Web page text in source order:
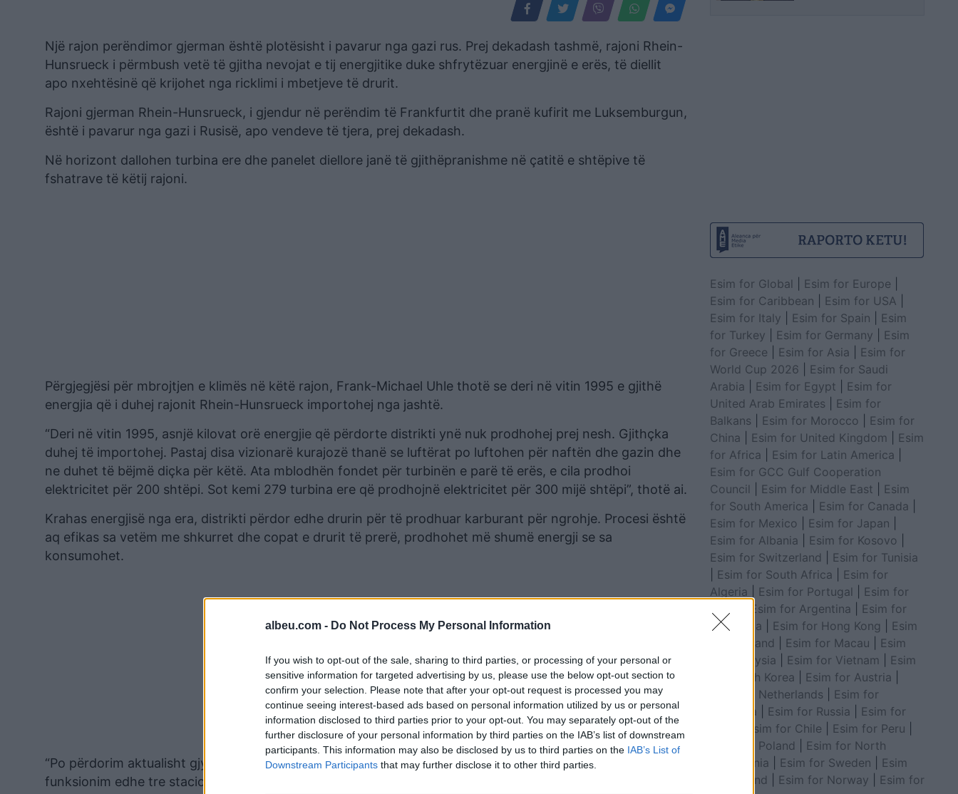
albeu.com - Do Not Process My Personal Information
If you wish to opt-out of the sale, sharing to third parties, or processing of your personal or
sensitive information for targeted advertising by us, please use the below opt-out section to
confirm your selection. Please note that after your opt-out request is processed you may
continue seeing interest-based ads based on personal information utilized by us or personal
information disclosed to third parties prior to your opt-out. You may separately opt-out of the
further disclosure of your personal information by third parties on the IAB’s list of downstream
participants. This information may also be disclosed by us to third parties on the IAB’s List of
Downstream Participants that may further disclose it to other third parties.
Një rajon perëndimor gjerman është plotësisht i pavarur nga gazi rus. Prej dekadash tashmë, rajoni Rhein-
Hunsrueck i përmbush vetë të gjitha nevojat e tij energjitike duke shfrytëzuar energjinë e erës, të diellit
apo nxehtësinë që krijohet nga ricklimi i mbetjeve të drurit.
Rajoni gjerman Rhein-Hunsrueck, i gjendur në perëndim të Frankfurtit dhe pranë kufirit me Luksemburgun,
është i pavarur nga gazi i Rusisë, apo vendeve të tjera, prej dekadash.
Në horizont dallohen turbina ere dhe panelet diellore janë të gjithëpranishme në çatitë e shtëpive të
fshatrave të këtij rajoni.
Përgjegjësi për mbrojtjen e klimës në këtë rajon, Frank-Michael Uhle thotë se deri në vitin 1995 e gjithë
energjia që i duhej rajonit Rhein-Hunsrueck importohej nga jashtë.
“Deri në vitin 1995, asnjë kilovat orë energjie që përdorte distrikti ynë nuk prodhohej prej nesh. Gjithçka
duhej të importohej. Pastaj disa vizionarë kurajozë thanë se luftërat po luftohen për naftën dhe gazin dhe
ne duhet të bëjmë diçka për këtë. Ata mblodhën fondet për turbinën e parë të erës, e cila prodhoi
elektricitet për 200 shtëpi. Sot kemi 279 turbina ere që prodhojnë elektricitet për 300 mijë shtëpi”, thotë ai.
Krahas energjisë nga era, distrikti përdor edhe drurin për të prodhuar karburant për ngrohje. Procesi është
aq efikas sa vetëm me shkurret dhe copat e drurit të prerë, prodhohet më shumë energji se sa
konsumohet.
“Po përdorim aktualisht gjysmat e mbetjeve. Nëse do të donim t’i përpunonim të gjitha, mund të vinim në
funksionim edhe tre stacione të tjera nxehtësie. Pra, teorikisht mund të funksiononim me gjashtë stacione.
Esim for Global Esim for Europe
Esim for Caribbean
Esim for USA
Esim for Italy
Esim for Spain
Esim
for Turkey
Esim for Germany
Esim
for Greece
Esim for Asia
Esim for
World Cup 2026
Esim for Saudi
Arabia
Esim for Egypt
Esim for
United Arab Emirates
Esim for
Balkans
Esim for Morocco
Esim for
China
Esim for United Kingdom
Esim
for Africa
Esim for Latin America
Esim for GCC Gulf Cooperation
Council
Esim for Middle East
Esim
for South America
Esim for Canada
Esim for Mexico
Esim for Japan
Esim for Albania
Esim for Kosovo
Esim for Switzerland
Esim for Tunisia
Esim for South Africa
Esim for
Algeria
Esim for Portugal
Esim for
Esim for Argentina
Esim for
Colombia
Esim for Hong Kong
Esim
for Thailand
Esim for Macau
Esim
for Malaysia
Esim for Vietnam
Esim
for South Korea
Esim for Austria
Esim for Netherlands
Esim for
Australia
Esim for Russia
Esim for
Esim for Chile Esim for Peru
Esim for Poland
Esim for North
Macedonia
Esim for Sweden
Esim
for Finland
Esim for Norway
Esim for